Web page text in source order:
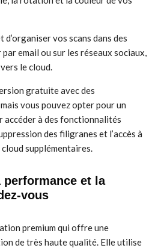
d’organiser vos scans dans des
email ou sur les réseaux sociaux,
le cloud.
gratuite avec des
vous pouvez opter pour un
accéder à des fonctionnalités
des filigranes et l’accès à
supplémentaires.
et la
vous
premium qui offre une
de très haute qualité. Elle utilise